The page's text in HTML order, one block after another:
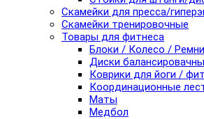
Скамейки для пресса/
Скамейки тренировочные
Товары для фитнеса
Блоки / Колесо /
Диски
Коврики для йоги /
Координационные
Маты
Медбол